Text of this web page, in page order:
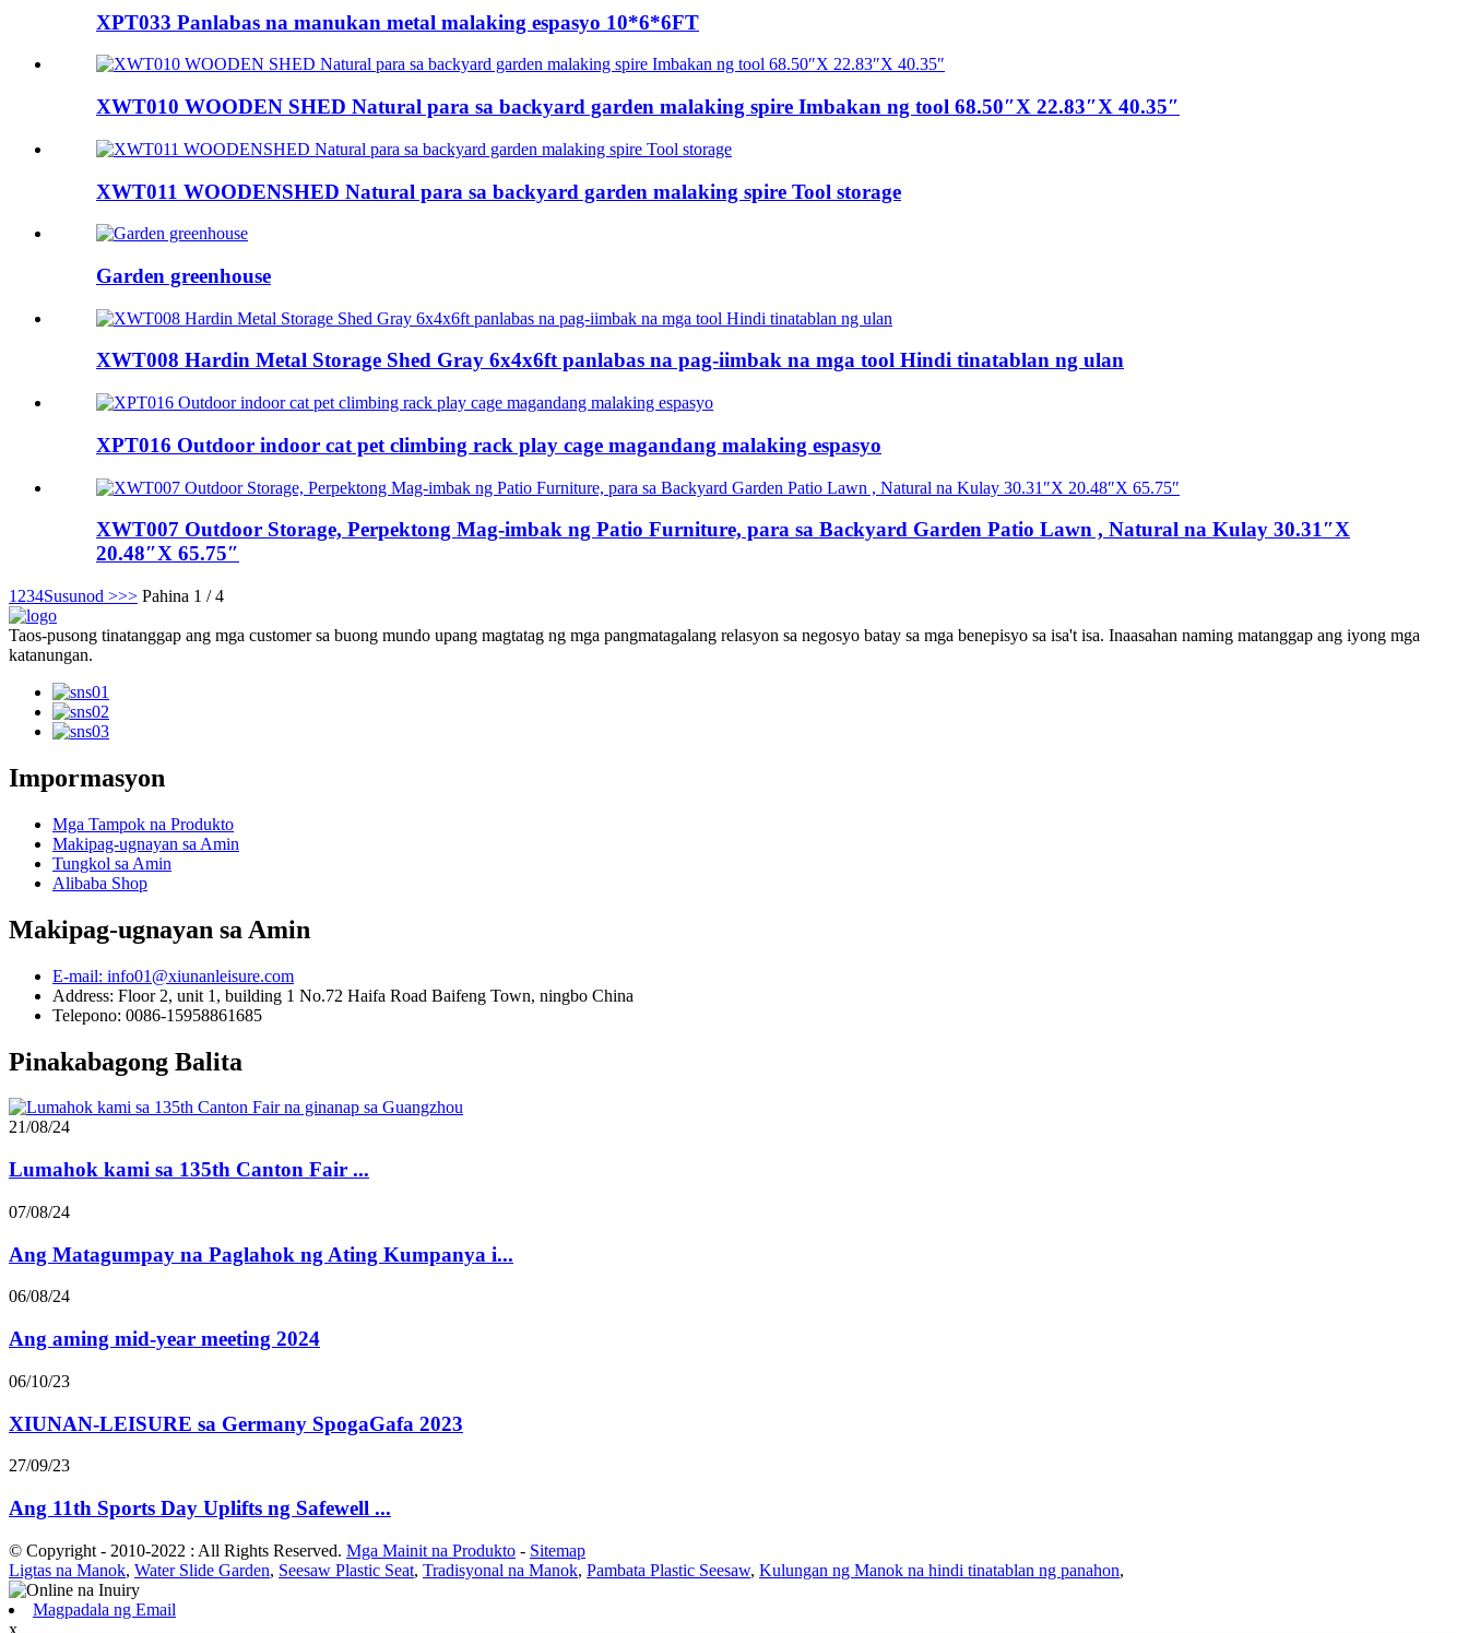
XPT033 Panlabas na manukan metal malaking espasyo 10*6*6FT
XWT010 WOODEN SHED Natural para sa backyard garden malaking spire Imbakan ng tool 68.50″X 22.83″X 40.35″
XWT011 WOODENSHED Natural para sa backyard garden malaking spire Tool storage
Garden greenhouse
XWT008 Hardin Metal Storage Shed Gray 6x4x6ft panlabas na pag-iimbak na mga tool Hindi tinatablan ng ulan
XPT016 Outdoor indoor cat pet climbing rack play cage magandang malaking espasyo
XWT007 Outdoor Storage, Perpektong Mag-imbak ng Patio Furniture, para sa Backyard Garden Patio Lawn , Natural na Kulay 30.31″X
20.48″X 65.75″
1 234Susunod >>> Pahina 1 / 4
Taos-pusong tinatanggap ang mga customer sa buong mundo upang magtatag ng mga pangmatagalang relasyon sa negosyo batay sa mga benepisyo sa isa't isa. Inaasahan naming matanggap ang iyong mga
katanungan.
Impormasyon
Mga Tampok na Produkto
Makipag-ugnayan sa Amin
Tungkol sa Amin
Alibaba Shop
Makipag-ugnayan sa Amin
E-mail: info01@xiunanleisure.com
Address: Floor 2, unit 1, building 1 No.72 Haifa Road Baifeng Town, ningbo China
Telepono: 0086-15958861685
Pinakabagong Balita
21/08/24
Lumahok kami sa 135th Canton Fair ...
07/08/24
Ang Matagumpay na Paglahok ng Ating Kumpanya i...
06/08/24
Ang aming mid-year meeting 2024
06/10/23
XIUNAN-LEISURE sa Germany SpogaGafa 2023
27/09/23
Ang 11th Sports Day Uplifts ng Safewell ...
© Copyright - 2010-2022 : All Rights Reserved. Mga Mainit na Produkto - Sitemap
Ligtas na Manok, Water Slide Garden, Seesaw Plastic Seat, Tradisyonal na Manok, Pambata Plastic Seesaw, Kulungan ng Manok na hindi tinatablan ng panahon,
Magpadala ng Email
x